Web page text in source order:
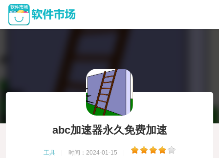
abc加速器永久免费加速
工具 时间：2024-01-15